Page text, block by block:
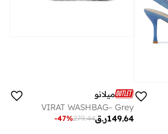
ميلانو
VIRAT WASHBAG- Grey
ر.ق149.64
279.44
-47%